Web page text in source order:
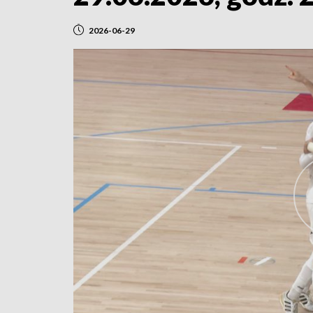
2026-06-29